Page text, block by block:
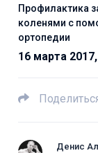
Профилактика
коленями с
ортопедии
16 марта
Денис